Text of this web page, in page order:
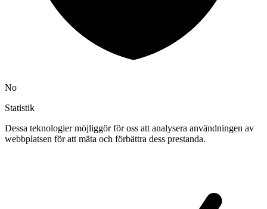
No
Statistik
Dessa teknologier möjliggör för oss att analysera användningen av
webbplatsen för att mäta och förbättra dess prestanda.